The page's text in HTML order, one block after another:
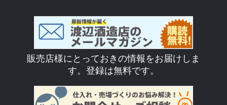
販売店様にとっておきの情報をお届けしま
す。登録は無料です。